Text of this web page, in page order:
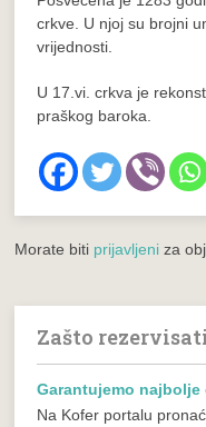
crkve. U njoj su brojni
vrijednosti.
U 17.vi. crkva je
praškog baroka.
Morate biti prijavljeni za
Zašto
Garantujemo najbolje
Na Kofer portalu